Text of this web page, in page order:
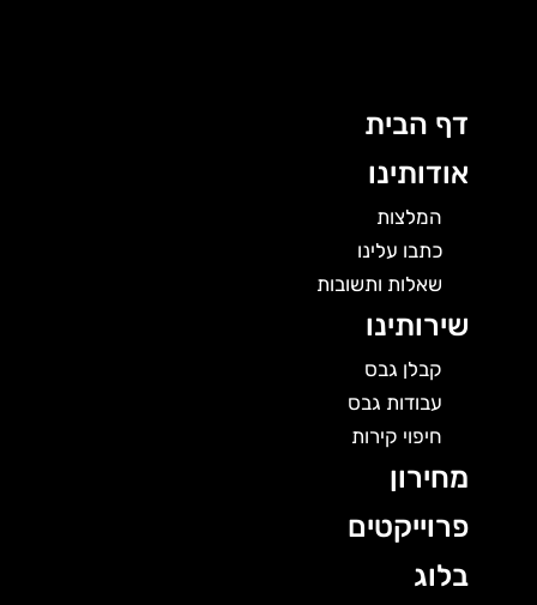
דף הבית
אודותינו
המלצות
כתבו עלינו
שאלות ותשובות
שירותינו
קבלן גבס
עבודות גבס
חיפוי קירות
מחירון
פרוייקטים
בלוג